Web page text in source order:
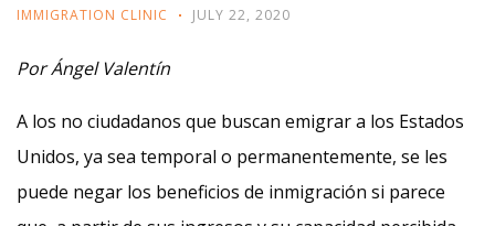
IMMIGRATION CLINIC JULY 22, 2020
Por Ángel Valentín
A los no ciudadanos que buscan emigrar a los Estados
Unidos, ya sea temporal o permanentemente, se les
puede negar los beneficios de inmigración si parece